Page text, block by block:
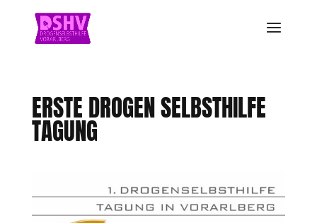
ERSTE DROGEN SELBSTHILFE
TAGUNG